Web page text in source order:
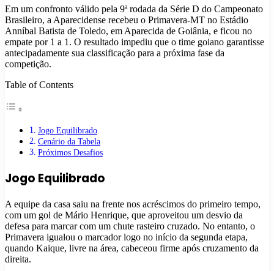
Em um confronto válido pela 9ª rodada da Série D do Campeonato
Brasileiro, a Aparecidense recebeu o Primavera-MT no Estádio
Anníbal Batista de Toledo, em Aparecida de Goiânia, e ficou no
empate por 1 a 1. O resultado impediu que o time goiano garantisse
antecipadamente sua classificação para a próxima fase da
competição.
Table of Contents
Jogo Equilibrado
Cenário da Tabela
Próximos Desafios
Jogo Equilibrado
A equipe da casa saiu na frente nos acréscimos do primeiro tempo,
com um gol de Mário Henrique, que aproveitou um desvio da
defesa para marcar com um chute rasteiro cruzado. No entanto, o
Primavera igualou o marcador logo no início da segunda etapa,
quando Kaique, livre na área, cabeceou firme após cruzamento da
direita.